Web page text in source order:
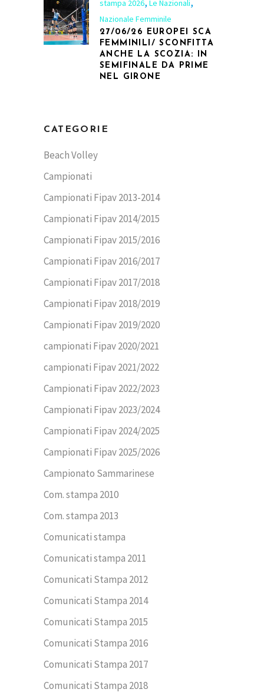
stampa 2026 Le Nazionali
Nazionale Femminile
27/06/26 EUROPEI SCA
FEMMINILI/ SCONFITTA
ANCHE LA SCOZIA: IN
SEMIFINALE DA PRIME
NEL GIRONE
CATEGORIE
Beach Volley
Campionati
Campionati Fipav 2013-2014
Campionati Fipav 2014/2015
Campionati Fipav 2015/2016
Campionati Fipav 2016/2017
Campionati Fipav 2017/2018
Campionati Fipav 2018/2019
Campionati Fipav 2019/2020
campionati Fipav 2020/2021
campionati Fipav 2021/2022
Campionati Fipav 2022/2023
Campionati Fipav 2023/2024
Campionati Fipav 2024/2025
Campionati Fipav 2025/2026
Campionato Sammarinese
Com. stampa 2010
Com. stampa 2013
Comunicati stampa
Comunicati stampa 2011
Comunicati Stampa 2012
Comunicati Stampa 2014
Comunicati Stampa 2015
Comunicati Stampa 2016
Comunicati Stampa 2017
Comunicati Stampa 2018